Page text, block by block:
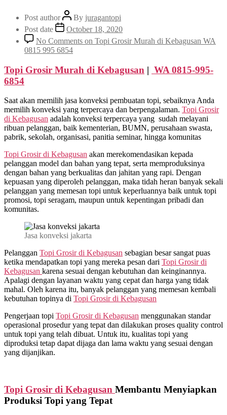
Post author By juragantopi
Post date
October 18, 2020
No Comments on Topi Grosir Murah di Kebagusan WA
0815 995 6854
Topi Grosir Murah di Kebagusan | WA 0815-995-
6854
Saat akan memilih jasa konveksi pembuatan topi, sebaiknya Anda
memilih konveksi yang terpercaya dan berpengalaman. Topi Grosir
di Kebagusan adalah konveksi terpercaya yang sudah melayani
ribuan pelanggan, baik kementerian, BUMN, perusahaan swasta,
pabrik, sekolah, organisasi, panitia seminar, hingga komunitas
Topi Grosir di Kebagusan akan merekomendasikan kepada
pelanggan model dan bahan yang tepat, serta memproduksinya
dengan bahan yang berkualitas dan jahitan yang rapi. Dengan
kepuasan yang diperoleh pelanggan, maka tidah heran banyak sekali
pelanggan yang memesan topi untuk keperluannya baik untuk topi
promosi, topi seragam, maupun untuk kepentingan pribadi dan
komunitas.
Jasa konveksi jakarta
Pelanggan Topi Grosir di Kebagusan sebagian besar sangat puas
ketika mendapatkan topi yang mereka pesan dari Topi Grosir di
Kebagusan karena sesuai dengan kebutuhan dan keinginannya.
Apalagi dengan layanan waktu yang cepat dan harga yang tidak
mahal. Oleh karena itu, banyak pelanggan yang memesan kembali
kebutuhan topinya di Topi Grosir di Kebagusan
Pengerjaan topi Topi Grosir di Kebagusan menggunakan standar
operasional prosedur yang tepat dan dilakukan proses quality control
untuk topi yang telah dibuat. Untuk itu, kualitas topi yang
diproduksi tetap dapat dijaga dan lama waktu yang sesuai dengan
yang dijanjikan.
Topi Grosir di Kebagusan Membantu Menyiapkan
Produksi Topi yang Tepat